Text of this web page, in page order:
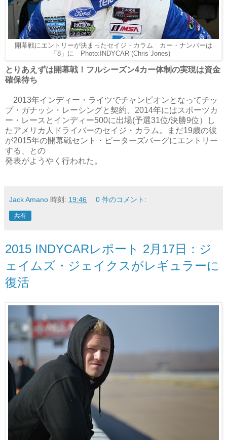
開幕戦にエントリーが決まったセイジ・カラム カー・ナンバーは
「8」に Photo:INDYCAR (Chris Jones)
とりあえずは開幕戦！フルシーズン4カー体制の実現は資金
確保待ち
2013年インディー・ライツでチャンピオンとなってチッ
プ・ガナッシ・レーシングと契約、2014年にはスポーツカ
ー・レースとインディー500に出場(予選31位/決勝9位）し
たアメリカ人ドライバーのセイジ・カラム。まだ19歳の彼
が2015年の開幕戦セント・ピーターズバーグにエントリー
する、との
発表がようやく行われた。
Jack Amano 時刻: 19:46 0 件のコメント:
共有
2015 INDYCARレポート 2月17日：ジ
ェイムズ・ジェイクスがレギュラーに
復活